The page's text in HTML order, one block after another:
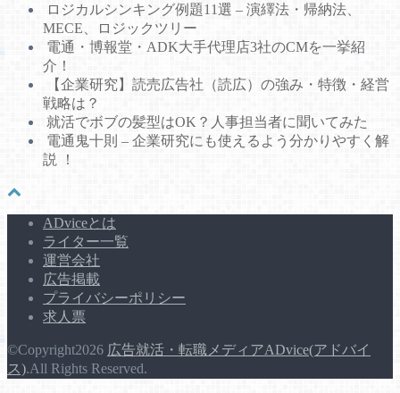
ロジカルシンキング例題11選 – 演繹法・帰納法、
MECE、ロジックツリー
電通・博報堂・ADK大手代理店3社のCMを一挙紹
介！
【企業研究】読売広告社（読広）の強み・特徴・経営
戦略は？
就活でボブの髪型はOK？人事担当者に聞いてみた
電通鬼十則 – 企業研究にも使えるよう分かりやすく解
説 ！
ADviceとは
ライター一覧
運営会社
広告掲載
プライバシーポリシー
求人票
©Copyright2026 広告就活・転職メディアADvice(アドバイ
ス).All Rights Reserved.